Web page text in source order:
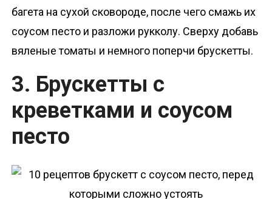
багета на сухой сковороде, после чего смажь их
соусом песто и разложи рукколу. Сверху добавь
вяленые томаты и немного поперчи брускетты.
3. Брускетты с
креветками и соусом
песто